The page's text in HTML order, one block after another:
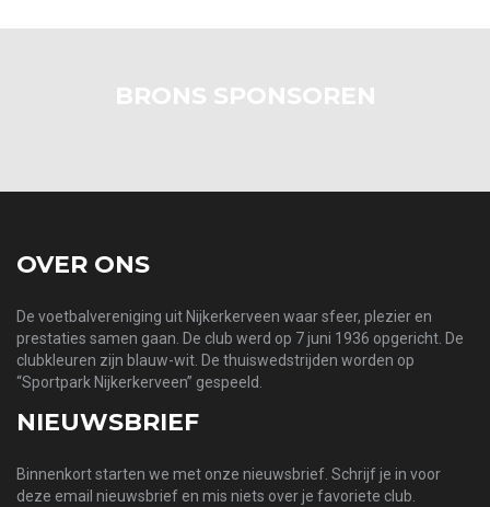
BRONS SPONSOREN
OVER ONS
De voetbalvereniging uit Nijkerkerveen waar sfeer, plezier en
prestaties samen gaan. De club werd op 7 juni 1936 opgericht. De
clubkleuren zijn blauw-wit. De thuiswedstrijden worden op
“Sportpark Nijkerkerveen” gespeeld.
NIEUWSBRIEF
Binnenkort starten we met onze nieuwsbrief. Schrijf je in voor
deze email nieuwsbrief en mis niets over je favoriete club.